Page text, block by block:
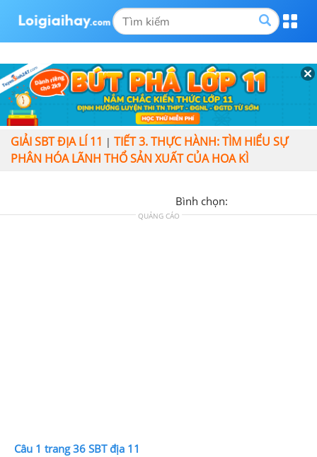
GIẢI SBT ĐỊA LÍ 11 | TIẾT 3. THỰC HÀNH: TÌM HIỂU SỰ
PHÂN HÓA LÃNH THỔ SẢN XUẤT CỦA HOA KÌ
Bình chọn:
QUẢNG CÁO
Câu 1 trang 36 SBT địa 11